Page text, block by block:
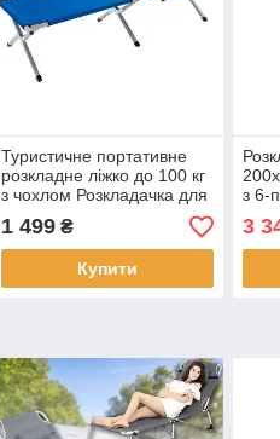
Туристичне портативне
розкладне ліжко до 100 кг
з чохлом Розкладачка для
1 499₴
Купити
з 6-
3